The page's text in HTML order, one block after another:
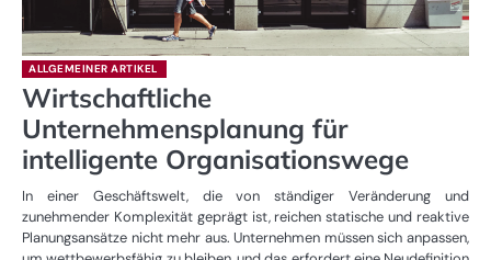
ALLGEMEINER ARTIKEL
Wirtschaftliche
Unternehmensplanung für
intelligente Organisationswege
In einer Geschäftswelt, die von ständiger Veränderung und
zunehmender Komplexität geprägt ist, reichen statische und reaktive
Planungsansätze nicht mehr aus. Unternehmen müssen sich anpassen,